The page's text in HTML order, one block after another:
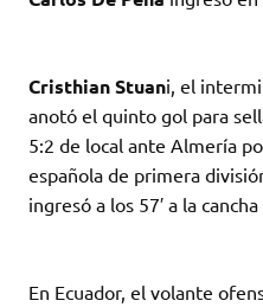
Cristhian Stuani, el
anotó el quinto gol para
5:2 de local ante Almería
española de primera
ingresó a los 57′ a la
En Ecuador, el volante